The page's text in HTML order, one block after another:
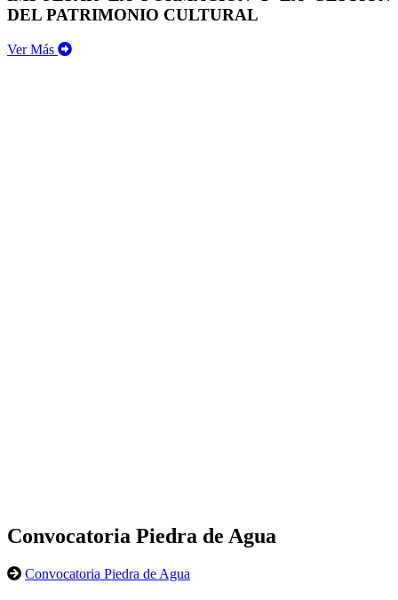
DEL PATRIMONIO CULTURAL
Ver Más
Convocatoria Piedra de Agua
Convocatoria Piedra de Agua